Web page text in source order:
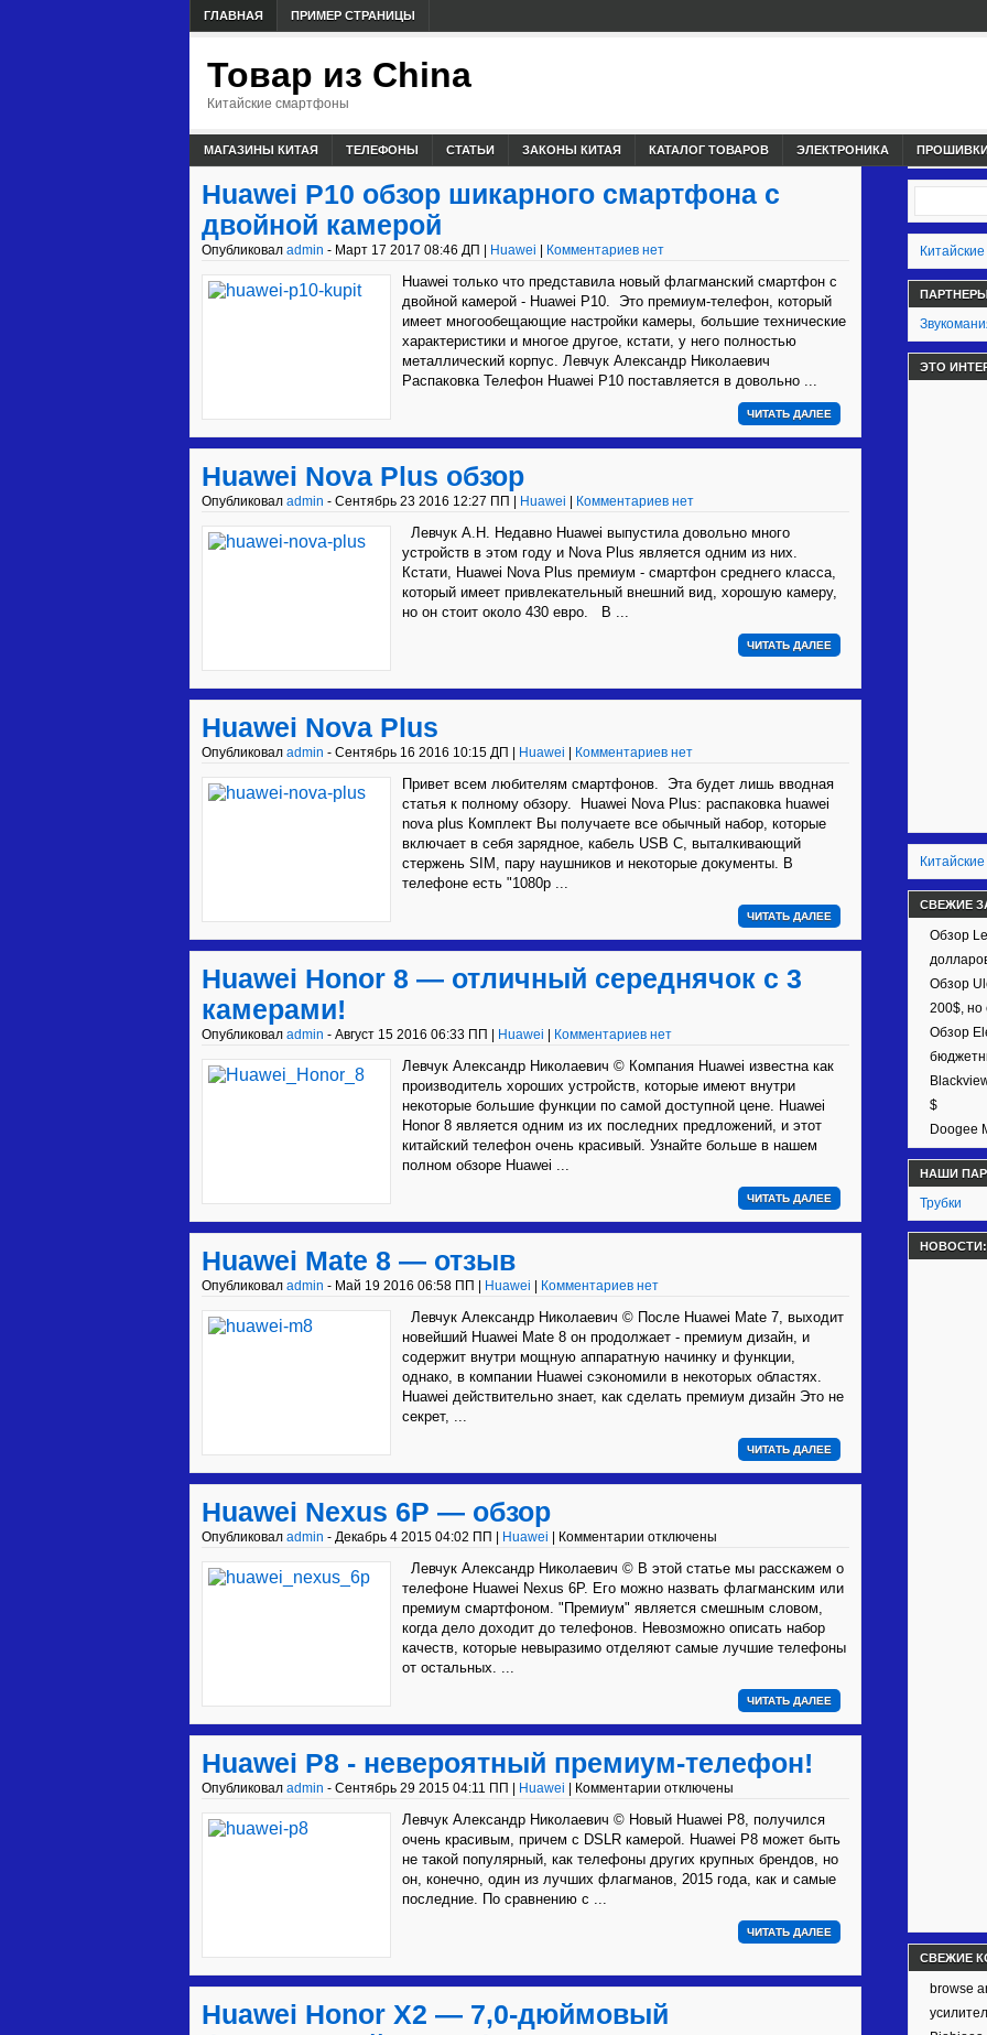
ГЛАВНАЯ ПРИМЕР СТРАНИЦЫ
Товар из China
Китайские смартфоны
МАГАЗИНЫ КИТАЯ ТЕЛЕФОНЫ СТАТЬИ ЗАКОНЫ КИТАЯ КАТАЛОГ ТОВАРОВ ЭЛЕКТРОНИКА
Huawei P10 обзор шикарного смартфона с
двойной камерой
Опубликовал admin - Март 17 2017 08:46 ДП | Huawei Комментариев нет
Huawei только что представила новый флагманский смартфон с
двойной камерой - Huawei P10. Это премиум-телефон, который
имеет многообещающие настройки камеры, большие технические
характеристики и многое другое, кстати, у него полностью
металлический корпус. Левчук Александр Николаевич
Распаковка Телефон Huawei P10 поставляется в довольно ...
ЧИТАТЬ ДАЛЕЕ
Huawei Nova Plus обзор
Опубликовал admin - Сентябрь 23 2016 12:27 ПП | Huawei Комментариев нет
Левчук А.Н. Недавно Huawei выпустила довольно много
устройств в этом году и Nova Plus является одним из них.
Кстати, Huawei Nova Plus премиум - смартфон среднего класса,
который имеет привлекательный внешний вид, хорошую камеру,
но он стоит около 430 евро. В ...
ЧИТАТЬ ДАЛЕЕ
Huawei Nova Plus
Опубликовал admin - Сентябрь 16 2016 10:15 ДП | Huawei Комментариев нет
Привет всем любителям смартфонов. Эта будет лишь вводная
статья к полному обзору. Huawei Nova Plus: распаковка huawei
nova plus Комплект Вы получаете все обычный набор, которые
включает в себя зарядное, кабель USB C, выталкивающий
стержень SIM, пару наушников и некоторые документы. В
телефоне есть "1080p ...
ЧИТАТЬ ДАЛЕЕ
Huawei Honor 8 — отличный середнячок с 3
камерами!
Опубликовал admin - Август 15 2016 06:33 ПП | Huawei Комментариев нет
Левчук Александр Николаевич © Компания Huawei известна как
производитель хороших устройств, которые имеют внутри
некоторые большие функции по самой доступной цене. Huawei
Honor 8 является одним из их последних предложений, и этот
китайский телефон очень красивый. Узнайте больше в нашем
полном обзоре Huawei ...
ЧИТАТЬ ДАЛЕЕ
Huawei Mate 8 — отзыв
Опубликовал admin - Май 19 2016 06:58 ПП | Huawei Комментариев нет
Левчук Александр Николаевич © После Huawei Mate 7, выходит
новейший Huawei Mate 8 он продолжает - премиум дизайн, и
содержит внутри мощную аппаратную начинку и функции,
однако, в компании Huawei сэкономили в некоторых областях.
Huawei действительно знает, как сделать премиум дизайн Это не
секрет, ...
ЧИТАТЬ ДАЛЕЕ
Huawei Nexus 6P — обзор
Опубликовал admin - Декабрь 4 2015 04:02 ПП | Huawei Комментарии отключены
Левчук Александр Николаевич © В этой статье мы расскажем о
телефоне Huawei Nexus 6P. Его можно назвать флагманским или
премиум смартфоном. "Премиум" является смешным словом,
когда дело доходит до телефонов. Невозможно описать набор
качеств, которые невыразимо отделяют самые лучшие телефоны
от остальных. ...
ЧИТАТЬ ДАЛЕЕ
Huawei P8 - невероятный премиум-телефон!
Опубликовал admin - Сентябрь 29 2015 04:11 ПП | Huawei Комментарии отключены
Левчук Александр Николаевич © Новый Huawei P8, получился
очень красивым, причем с DSLR камерой. Huawei P8 может быть
не такой популярный, как телефоны других крупных брендов, но
он, конечно, один из лучших флагманов, 2015 года, как и самые
последние. По сравнению с ...
ЧИТАТЬ ДАЛЕЕ
Huawei Honor X2 — 7,0-дюймовый
ПАРТНЕРЫ
ЭТО
СВЕЖИЕ
Обзор
Обзор
200$, но
Обзор
$
Doogee
НАШИ
Трубки
НОВОСТИ:
СВЕЖИЕ
browse